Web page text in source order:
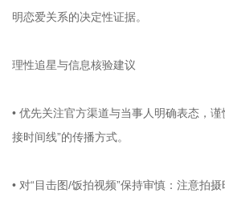
明恋爱关系的决定性证据。
理性追星与信息核验建议
• 优先关注官方渠道与当事人明确表态，谨
接时间线”的传播方式。
• 对“目击图/饭拍视频”保持审慎：注意拍